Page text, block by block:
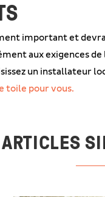
important et
aux exigences
un installateur
toile pour vous.
ARTICLES